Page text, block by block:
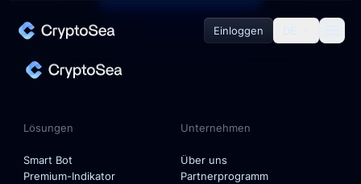
Einloggen DE
Lösungen
Smart Bot
Premium-Indikator
Lösungen
Smart Bot
Premium-Indikator
Unternehmen
Über uns
Partnerprogramm